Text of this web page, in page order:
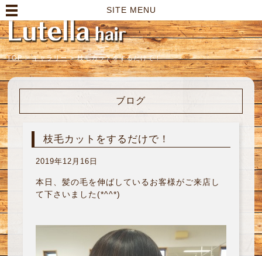
SITE MENU
TOP > ギャラリー > 枝毛カットをするだけで！
ブログ
枝毛カットをするだけで！
2019年12月16日
本日、髪の毛を伸ばしているお客様がご来店し
て下さいました(*^^*)